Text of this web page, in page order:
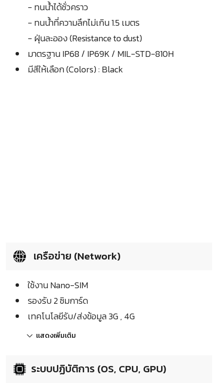
- ทนน้ำได้ชั่วคราว
- ทนน้ำที่ความลึกไม่เกิน 1.5 เมตร
- ฝุ่นละออง (Resistance to dust)
มาตรฐาน IP68 / IP69K / MIL-STD-810H
มีสีให้เลือก (Colors) : Black
เครือข่าย (Network)
ใช้งาน Nano-SIM
รองรับ 2 ซิมการ์ด
เทคโนโลยีรับ/ส่งข้อมูล 3G , 4G
แสดงเพิ่มเติม
ระบบปฏิบัติการ (OS, CPU, GPU)